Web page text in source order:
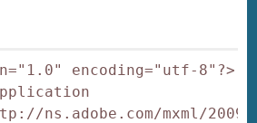
encoding="utf-8"?>
ns.adobe.com/mxml/